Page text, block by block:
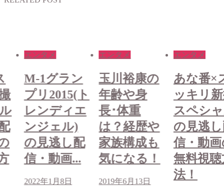
エンタメ
M-1グラン
プリ2015(ト
レンディエ
ンジェル)
の見逃し配
信・動画...
2022年1月8日
エンタメ
玉川裕康の
年齢や身
長･体重
は？経歴や
家族構成も
気になる！
2019年6月13日
エンタメ
あな番×
ッキリ
スペシ
の見逃
信・動
無料視
法！